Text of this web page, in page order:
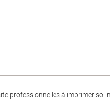
professionnelles à imprimer